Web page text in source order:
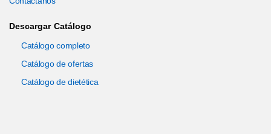
Descargar Catálogo
Catálogo completo
Catálogo de ofertas
Catálogo de dietética